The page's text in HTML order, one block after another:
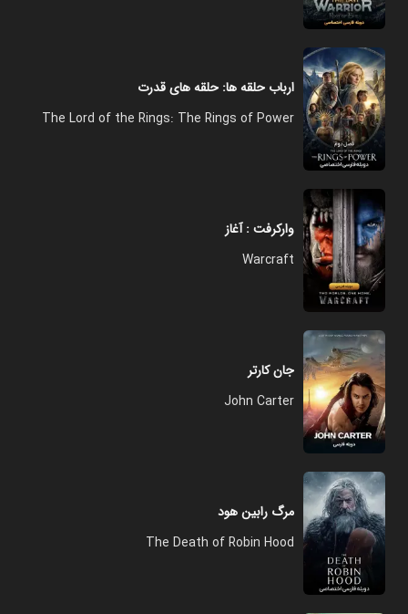
ارباب حلقه ها: حلقه های قدرت
The Lord of the Rings: The Rings of Power
وارکرفت : آغاز
Warcraft
جان کارتر
John Carter
مرگ رابین هود
The Death of Robin Hood